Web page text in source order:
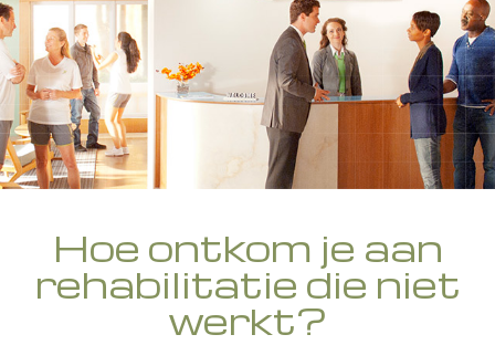
Hebreeuws
Magyar
Italiaanse
Macedonisch
Noors
Portugues
Hoe ontkom je aan
rehabilitatie die niet
werkt?